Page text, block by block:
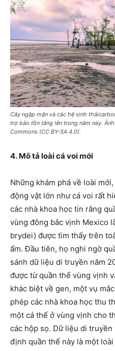
Cây ngập mặn và các hệ sinh
trợ bảo tồn tăng lên trong năm nay.
Commons (CC BY-SA 4.0).
4. Mô tả loài cá voi mới
Những khám phá về loài
động vật lớn như cá voi rất
các nhà khoa học tin rằng
vùng đông bắc vịnh Mexico
brydei) được tìm thấy trên
ấm. Đầu tiên, họ nghi ngờ
sánh dữ liệu di truyền năm
được từ quần thể vùng vịnh
khác biệt về gen, một vụ
phép các nhà khoa học thu
một cá thể ở vùng vịnh cho
các hộp sọ. Dữ liệu di
định quần thể này là một